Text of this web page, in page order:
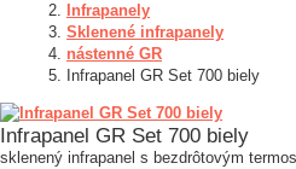
Infrapanely
Sklenené infrapanely
nástenné GR
Infrapanel GR Set 700 biely
Infrapanel GR Set 700 biely
sklenený infrapanel s bezdrôtovým